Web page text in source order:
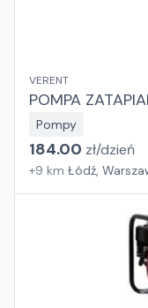
VERENT
POMPA
Pompy
184.00 zł/dzień
+9 km Łódź,